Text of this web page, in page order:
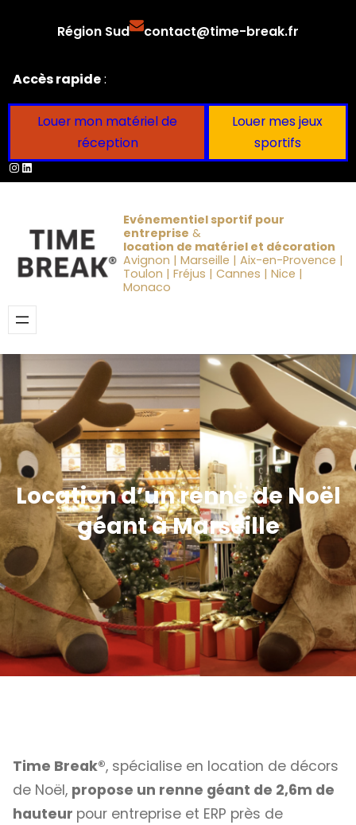
Région Sud contact@time-break.fr
Accès rapide:
Louer mon matériel de
réception
Louer mes jeux
sportifs
Instagram
LinkedIn
Evénementiel sportif pour
entreprise &
location de matériel et décoration
Avignon | Marseille | Aix-en-Provence |
Toulon | Fréjus | Cannes | Nice |
Monaco
Location d’un renne de Noël
géant à Marseille
Time Break®, spécialise en location de décors
de Noël, propose un renne géant de 2,6m de
hauteur pour entreprise et ERP près de